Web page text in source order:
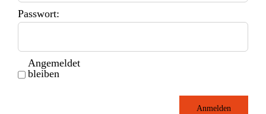
Passwort:
Angemeldet
bleiben
Anmelden